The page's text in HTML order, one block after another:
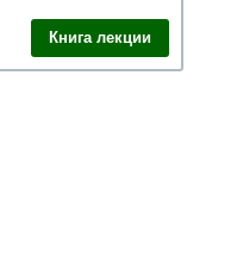
Книга лекции